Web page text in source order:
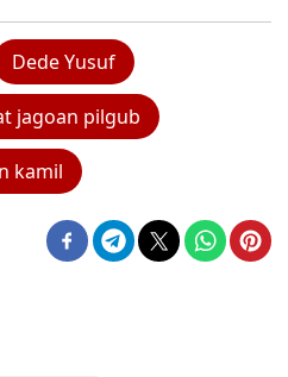
Dede Yusuf
jagoan pilgub
kamil